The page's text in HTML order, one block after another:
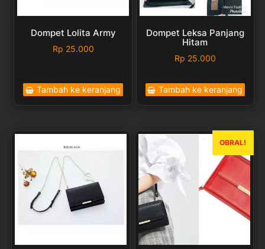
Dompet Lolita Army
Rp 25.000
Tambah ke keranjang
Dompet Leksa Panjang
Hitam
Rp 25.000
Tambah ke keranjang
OBRAL!